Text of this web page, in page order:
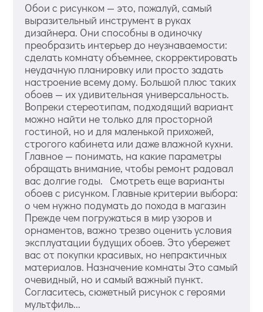
Обои с рисунком — это, пожалуй, самый
выразительный инструмент в руках
дизайнера. Они способны в одиночку
преобразить интерьер до неузнаваемости:
сделать комнату объемнее, скорректировать
неудачную планировку или просто задать
настроение всему дому. Большой плюс таких
обоев — их удивительная универсальность.
Вопреки стереотипам, подходящий вариант
можно найти не только для просторной
гостиной, но и для маленькой прихожей,
строгого кабинета или даже влажной кухни.
Главное — понимать, на какие параметры
обращать внимание, чтобы ремонт радовал
вас долгие годы. Смотреть еще варианты
обоев с рисунком. Главные критерии выбора:
о чем нужно подумать до похода в магазин
Прежде чем погружаться в мир узоров и
орнаментов, важно трезво оценить условия
эксплуатации будущих обоев. Это убережет
вас от покупки красивых, но непрактичных
материалов. Назначение комнаты Это самый
очевидный, но и самый важный пункт.
Согласитесь, сюжетный рисунок с героями
мультфиль...